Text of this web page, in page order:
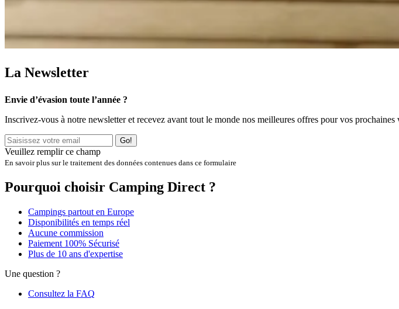
La Newsletter
Envie d’évasion toute l’année ?
Inscrivez-vous à notre newsletter et recevez avant tout le monde nos meilleures offres pour vos
Go!
Veuillez remplir ce champ
En savoir plus sur le traitement des données contenues dans ce formulaire
Pourquoi choisir Camping Direct ?
Campings partout en Europe
Disponibilités en temps réel
Aucune commission
Paiement 100% Sécurisé
Plus de 10 ans d'expertise
Une question ?
Consultez la FAQ